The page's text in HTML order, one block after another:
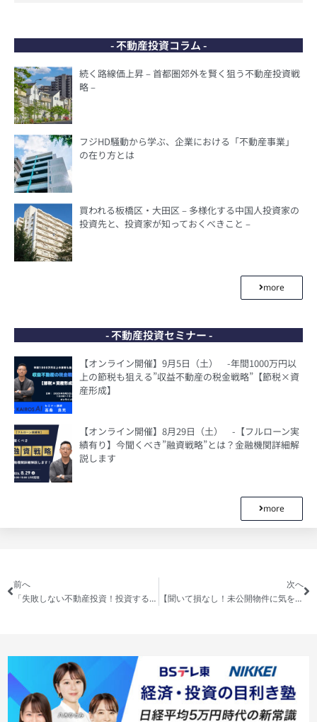
- 不動産投資コラム -
続く路線価上昇 – 首都圏郊外を賢く狙う不動産投資戦
略 –
フジHD騒動から学ぶ、企業における「不動産事業」
の在り方とは
買われる板橋区・大田区 – 多様化する中国人投資家の
投資先と、投資家が知っておくべきこと –
more
- 不動産投資セミナー -
【オンライン開催】9月5日（土） -年間1000万円以
上の節税も狙える”収益不動産の税金戦略”【節税×資
産形成】
【オンライン開催】8月29日（土） -【フルローン実
績有り】今聞くべき”融資戦略”とは？金融機関詳細解
説します
more
前へ
「失敗しない不動産投資！投資するなら今どこ？〜埼玉エリア編〜/狙え川越！狙えインバウンド需要で家賃収入！」を公開しました
次へ
【聞いて損なし！未公開物件に気をつけろ！不動産のプロが教える賃貸＆マイホームの選び方、将来資産残すならタワマンよりボロ家！！】を公開しました